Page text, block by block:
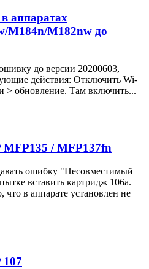
аппаратах
M184n/M182nw до
до версии 20200603,
действия: Отключить Wi-
> обновление. Там включить...
MFP135 / MFP137fn
ошибку "Несовместимый
вставить картридж 106a.
что в аппарате установлен не
107